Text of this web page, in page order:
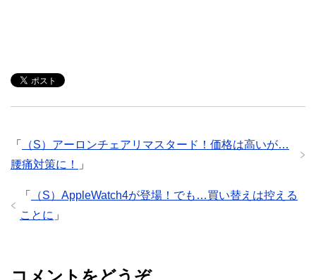
「
（S）アーロンチェアリマスタード！価格は高いが…
腰痛対策に！
」
「
（S）AppleWatch4が登場！でも…買い替えは控える
ことに 」
コメントをどうぞ